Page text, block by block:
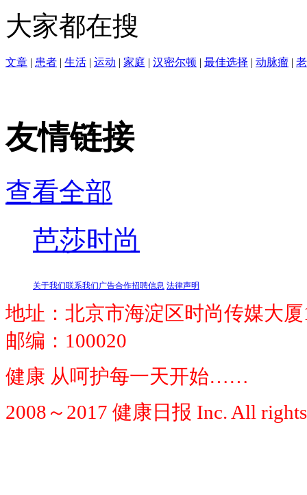
大家都在搜
文章 | 患者 | 生活 | 运动 | 家庭 | 汉密尔顿 | 最佳选择 | 动脉瘤 |
友情链接
查看全部
芭莎时尚
关于我们联系我们广告合作招聘信息 法律声明
地址：北京市海淀区时尚传媒大厦
邮编：100020
健康 从呵护每一天开始……
2008～2017 健康日报 Inc. All